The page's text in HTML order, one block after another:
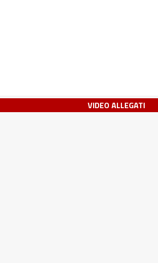
VIDEO ALLEGATI